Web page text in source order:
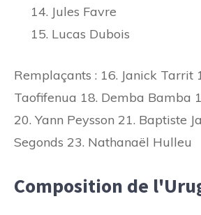
Jules Favre
Lucas Dubois
Remplaçants : 16. Janick Tarrit
Taofifenua 18. Demba Bamba
20. Yann Peysson 21. Baptiste
Segonds 23. Nathanaël Hulleu
Composition de